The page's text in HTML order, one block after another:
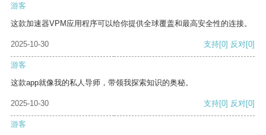
游客
这款加速器VPM应用程序可以给你提供全球覆盖和最高安全性的连接。
2025-10-30 支持[0] 反对[0]
游客
这款app就像我的私人导师，带领我探索知识的奥秘。
2025-10-30 支持[0] 反对[0]
游客